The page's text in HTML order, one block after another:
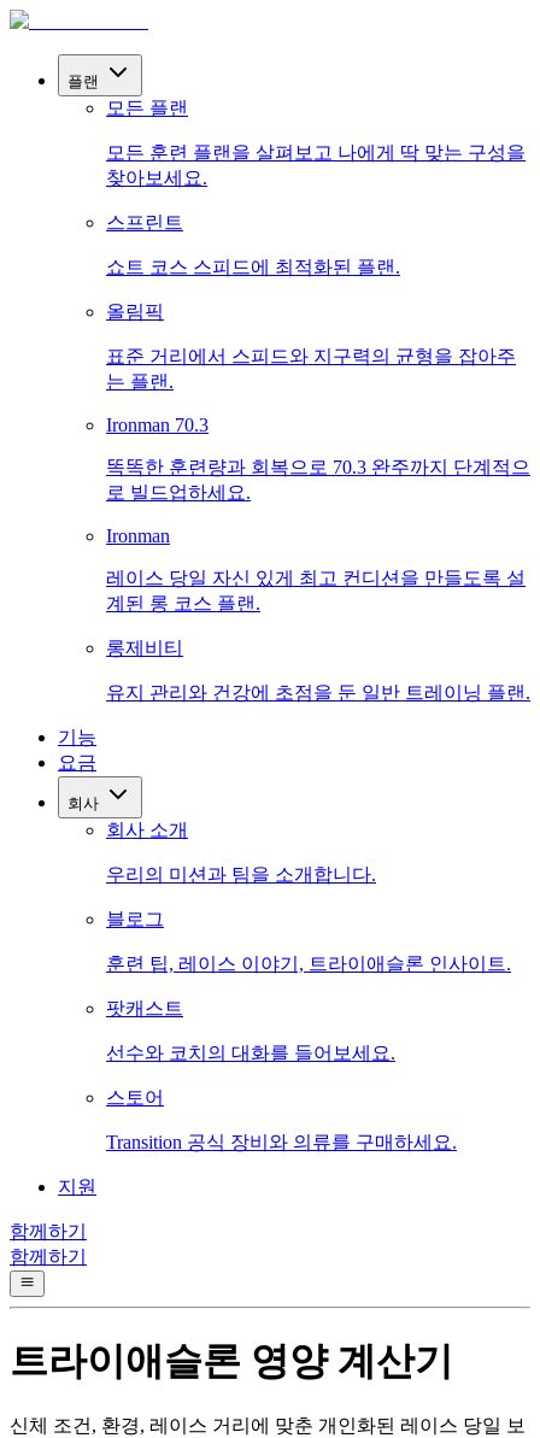
플랜
모든 플랜
모든 훈련 플랜을 살펴보고 나에게 딱 맞는 구성을
찾아보세요.
스프린트
쇼트 코스 스피드에 최적화된 플랜.
올림픽
표준 거리에서 스피드와 지구력의 균형을 잡아주
는 플랜.
Ironman 70.3
똑똑한 훈련량과 회복으로 70.3 완주까지 단계적으
로 빌드업하세요.
Ironman
레이스 당일 자신 있게 최고 컨디션을 만들도록 설
계된 롱 코스 플랜.
롱제비티
유지 관리와 건강에 초점을 둔 일반 트레이닝 플랜.
기능
요금
회사
회사 소개
우리의 미션과 팀을 소개합니다.
블로그
훈련 팁, 레이스 이야기, 트라이애슬론 인사이트.
팟캐스트
선수와 코치의 대화를 들어보세요.
스토어
Transition 공식 장비와 의류를 구매하세요.
지원
함께하기
함께하기
트라이애슬론 영양 계산기
신체 조건, 환경, 레이스 거리에 맞춘 개인화된 레이스 당일 보